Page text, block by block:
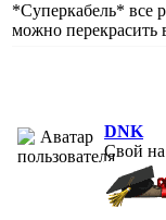
*Суперкабель* все
можно перекрасить
DNK
Свой